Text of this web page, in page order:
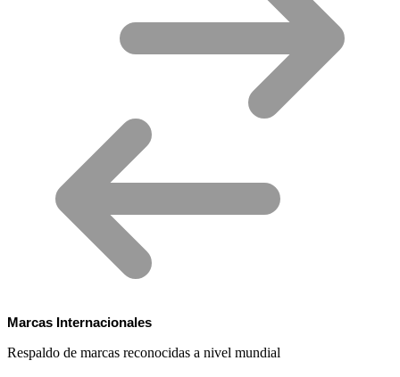
Marcas Internacionales
Respaldo de marcas reconocidas a nivel mundial